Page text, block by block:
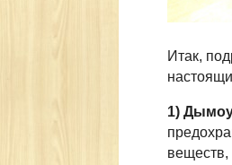
Итак,
1)
веществ,